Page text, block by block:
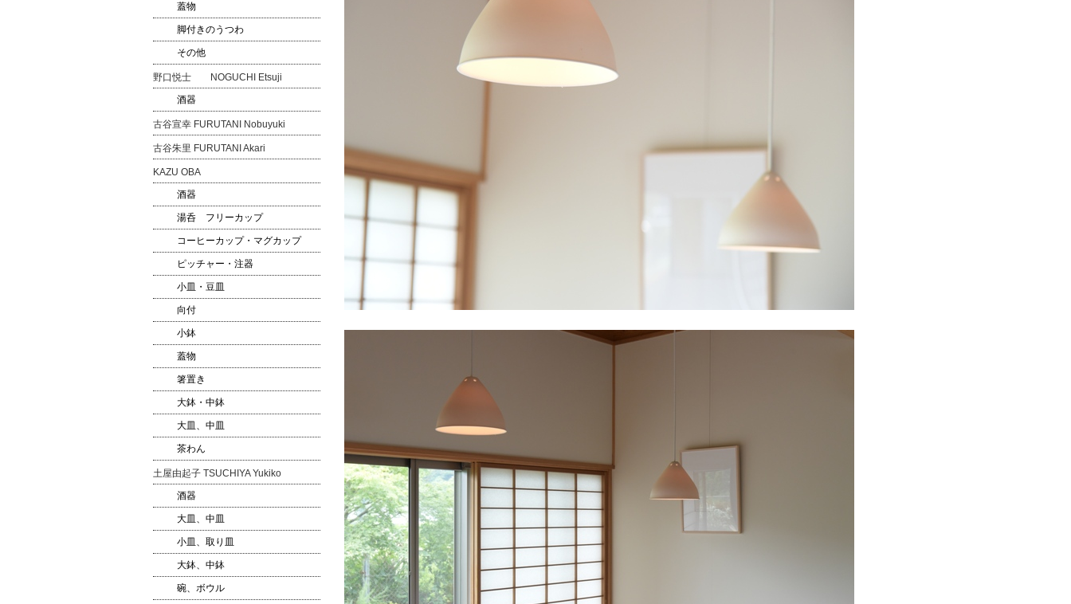
蓋物
脚付きのうつわ
その他
野口悦士 NOGUCHI Etsuji
酒器
古谷宣幸 FURUTANI Nobuyuki
古谷朱里 FURUTANI Akari
KAZU OBA
酒器
湯呑 フリーカップ
コーヒーカップ・マグカップ
ピッチャー・注器
小皿・豆皿
向付
小鉢
蓋物
箸置き
大鉢・中鉢
大皿、中皿
茶わん
土屋由起子 TSUCHIYA Yukiko
酒器
大皿、中皿
小皿、取り皿
大鉢、中鉢
碗、ボウル